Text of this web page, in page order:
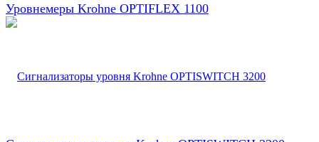
Уровнемеры Krohne OPTIFLEX 1100